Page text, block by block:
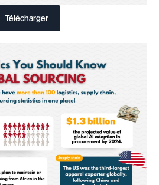
Télécharger